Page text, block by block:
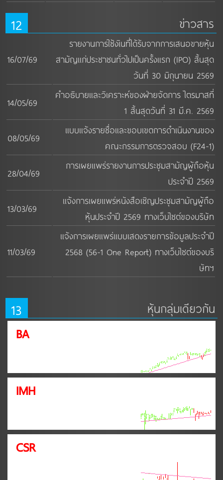
12 ข่าวสาร
16/07/69
รายงานการใช้งเินที่ได้รับจากการเสนอขายหุ้น
สามัญแก่ประชาชนทั่วไปเป็นครั้งแรก (IPO) สิ้นสุด
วันที่ 30 มิถุนายน 2569
14/05/69
คำอธิบายและวิเคราะห์ของฝ่ายจัดการ ไตรมาสที่
1 สิ้นสุดวันที่ 31 มี.ค. 2569
08/05/69
แบบแจ้งรายชื่อและขอบเขตการดำเนินงานของ
คณะกรรมการตรวจสอบ (F24-1)
28/04/69
การเผยแพร่รายงานการประชุมสามัญผู้ถือหุ้น
ประจำปี 2569
13/03/69
แจ้งการเผยแพร่หนังสือเชิญประชุมสามัญผู้ถือ
หุ้นประจำปี 2569 ทางเว็บไซต์ของบริษัท
11/03/69
แจ้งการเผยแพร่แบบเสดงรายการข้อมูลประจำปี
2568 (56-1 One Report) ทางเว็บไซต์ของบริ
ษัทฯ
13 หุ้นกลุ่มเดียวกัน
BA
IMH
CSR